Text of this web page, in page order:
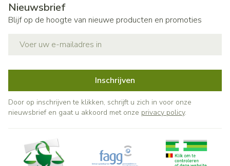
Nieuwsbrief
Blijf op de hoogte van nieuwe producten en promoties
Inschrijven
Door op inschrijven te klikken, schrijft u zich in voor onze
nieuwsbrief en gaat u akkoord met onze privacy policy.